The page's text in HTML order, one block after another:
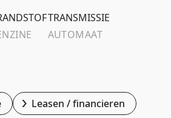
TRANSMISSIE
AUTOMAAT
Leasen / financieren